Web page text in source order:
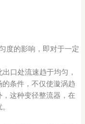
度的影响，即对于一定
口处流速趋于均匀，
条件，不仅使漩涡趋
这种变径整流器，在